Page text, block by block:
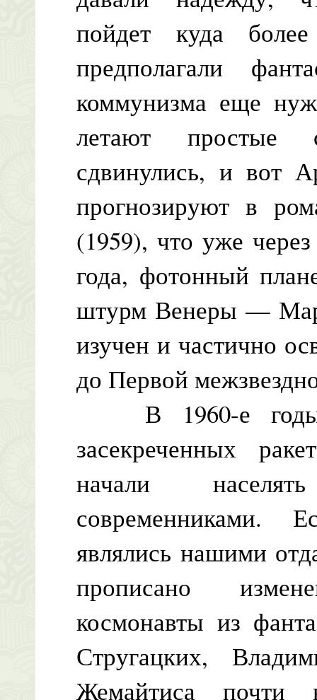
пойдет куда
предполагали
коммунизма еще
летают простые
сдвинулись, и вот
прогнозируют в
(1959), что уже через
года, фотонный
штурм Венеры —
изучен и частично
до Первой
В 1960-е годы
засекреченных
начали
современниками.
являлись нашими
прописано
космонавты из
Стругацких,
Жемайтиса почти